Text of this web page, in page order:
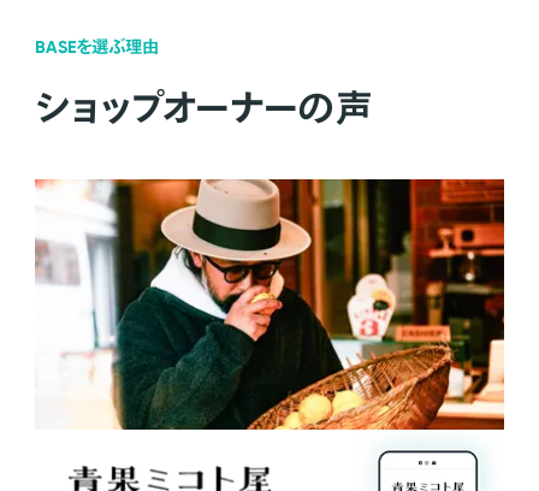
BASEを選ぶ理由
ショップオーナーの声